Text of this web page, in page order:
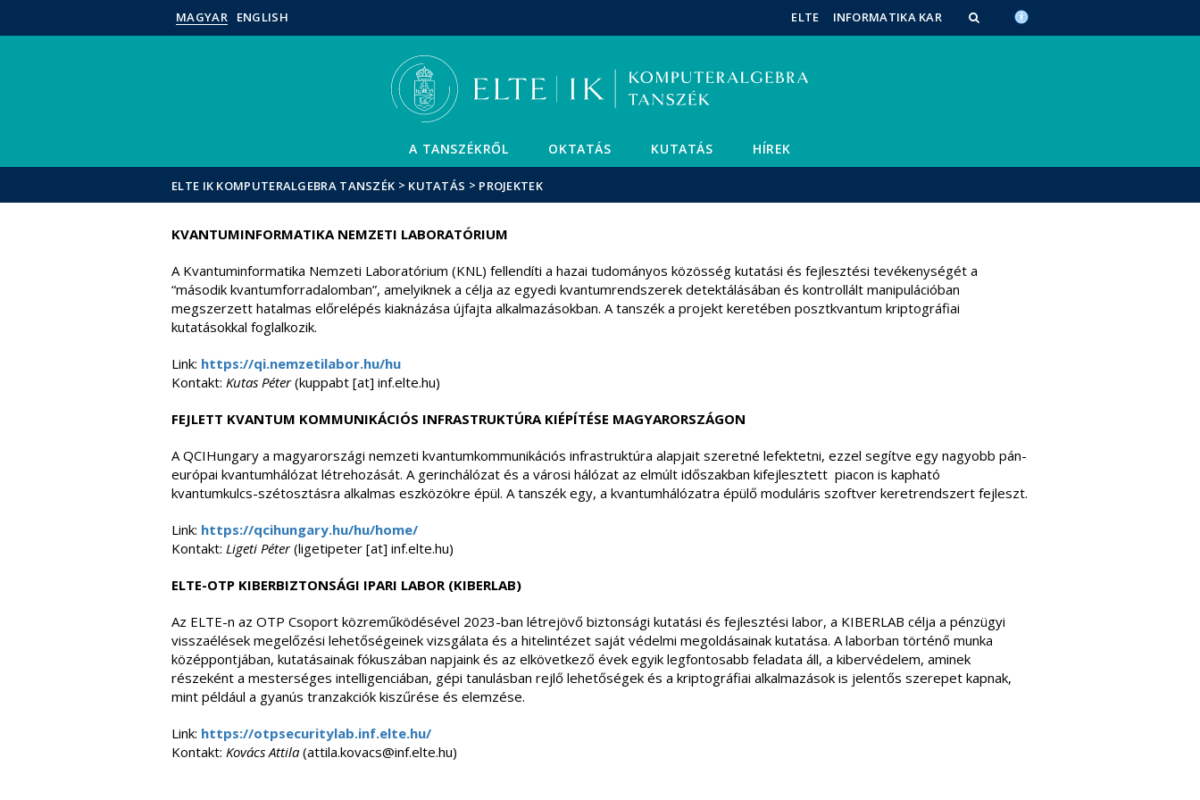
MAGYAR ENGLISH ELTE INFORMATIKA KAR
A TANSZÉKRŐL OKTATÁS KUTATÁS HÍREK
ELTE IK KOMPUTERALGEBRA TANSZÉK > KUTATÁS > PROJEKTEK
KVANTUMINFORMATIKA NEMZETI LABORATÓRIUM
A Kvantuminformatika Nemzeti Laboratórium (KNL) fellendíti a hazai tudományos közösség kutatási és fejlesztési tevékenységét a
“második kvantumforradalomban”, amelyiknek a célja az egyedi kvantumrendszerek detektálásában és kontrollált manipulációban
megszerzett hatalmas előrelépés kiaknázása újfajta alkalmazásokban. A tanszék a projekt keretében posztkvantum kriptográfiai
kutatásokkal foglalkozik.
Link: https://qi.nemzetilabor.hu/hu
Kontakt: Kutas Péter(kuppabt [at] inf.elte.hu)
FEJLETT KVANTUM KOMMUNIKÁCIÓS INFRASTRUKTÚRA KIÉPÍTÉSE MAGYARORSZÁGON
A QCIHungary a magyarországi nemzeti kvantumkommunikációs infrastruktúra alapjait szeretné lefektetni, ezzel segítve egy nagyobb pán-
európai kvantumhálózat létrehozását. A gerinchálózat és a városi hálózat az elmúlt időszakban kifejlesztett piacon is kapható
kvantumkulcs-szétosztásra alkalmas eszközökre épül. A tanszék egy, a kvantumhálózatra épülő moduláris szoftver keretrendszert fejleszt.
Link: https://qcihungary.hu/hu/home/
Kontakt: Ligeti Péter(ligetipeter [at] inf.elte.hu)
ELTE-OTP KIBERBIZTONSÁGI IPARI LABOR (KIBERLAB)
Az ELTE-n az OTP Csoport közreműködésével 2023-ban létrejövő biztonsági kutatási és fejlesztési labor, a KIBERLAB célja a pénzügyi
visszaélések megelőzési lehetőségeinek vizsgálata és a hitelintézet saját védelmi megoldásainak kutatása. A laborban történő munka
középpontjában, kutatásainak fókuszában napjaink és az elkövetkező évek egyik legfontosabb feladata áll, a kibervédelem, aminek
részeként a mesterséges intelligenciában, gépi tanulásban rejlő lehetőségek és a kriptográfiai alkalmazások is jelentős szerepet kapnak,
mint például a gyanús tranzakciók kiszűrése és elemzése.
Link: https://otpsecuritylab.inf.elte.hu/
Kontakt: Kovács Attila (attila.kovacs@inf.elte.hu)